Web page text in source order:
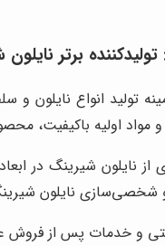
برتر
تولید انواع نایلون و
مواد اولیه باکیفیت،
از نایلون شیرینگ
نایلون شیرینگ
و خدمات پس از فروش